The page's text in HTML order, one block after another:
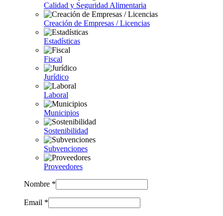
Calidad y Seguridad Alimentaria
Creación de Empresas / Licencias
Estadísticas
Fiscal
Jurídico
Laboral
Municipios
Sostenibilidad
Subvenciones
Proveedores
Nombre *
Email *